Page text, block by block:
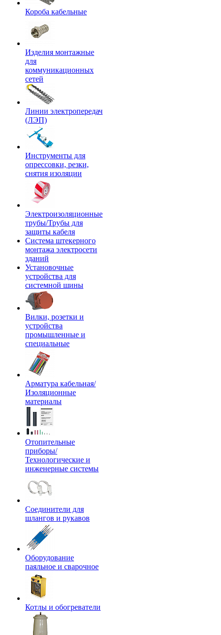
Короба кабельные
Изделия монтажные
для
коммуникационных
сетей
Линии электропередач
(ЛЭП)
Инструменты для
опрессовки, резки,
снятия изоляции
Электроизоляционные
трубы/Трубы для
защиты кабеля
Система штекерного
монтажа электросети
зданий
Установочные
устройства для
системной шины
Вилки, розетки и
устройства
промышленные и
специальные
Арматура кабельная/
Изоляционные
материалы
Отопительные
приборы/
Технологические и
инженерные системы
Соединители для
шлангов и рукавов
Оборудование
паяльное и сварочное
Котлы и обогреватели